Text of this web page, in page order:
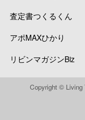
査定書つくるくん
アポMAXひかり
リビンマガジンBiz
Copyright © Living